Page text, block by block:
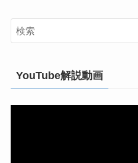
YouTube解説動画